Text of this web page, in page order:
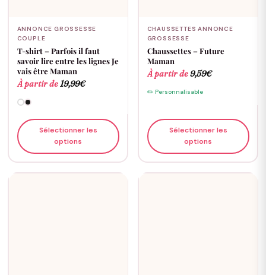
ANNONCE GROSSESSE
COUPLE
T-shirt – Parfois il faut
savoir lire entre les lignes Je
vais être Maman
À partir de 19,99€
Sélectionner les
options
CHAUSSETTES ANNONCE
GROSSESSE
Chaussettes – Future
Maman
À partir de9,59€
✏️ Personnalisable
Sélectionner les
options